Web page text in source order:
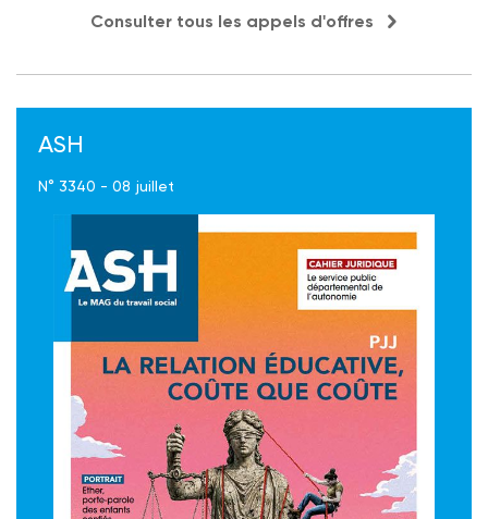
Consulter tous les appels d'offres
ASH
N° 3340 - 08 juillet